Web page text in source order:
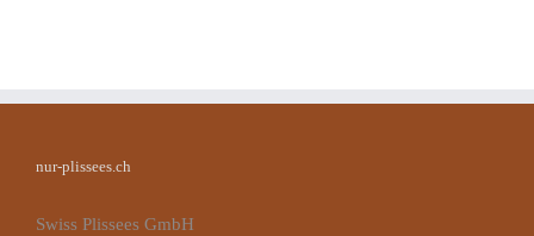
nur-plissees.ch
Swiss Plissees GmbH